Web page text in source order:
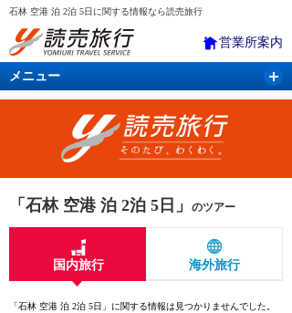
石林 空港 泊 2泊 5日に関する情報なら読売旅行
営業所案内
メニュー
国内旅行 バスツアー 海外旅行
「石林 空港 泊 2泊 5日」 のツアー
国内旅行 海外旅行
「石林 空港 泊 2泊 5日」に関する情報は見つかりませんでした。